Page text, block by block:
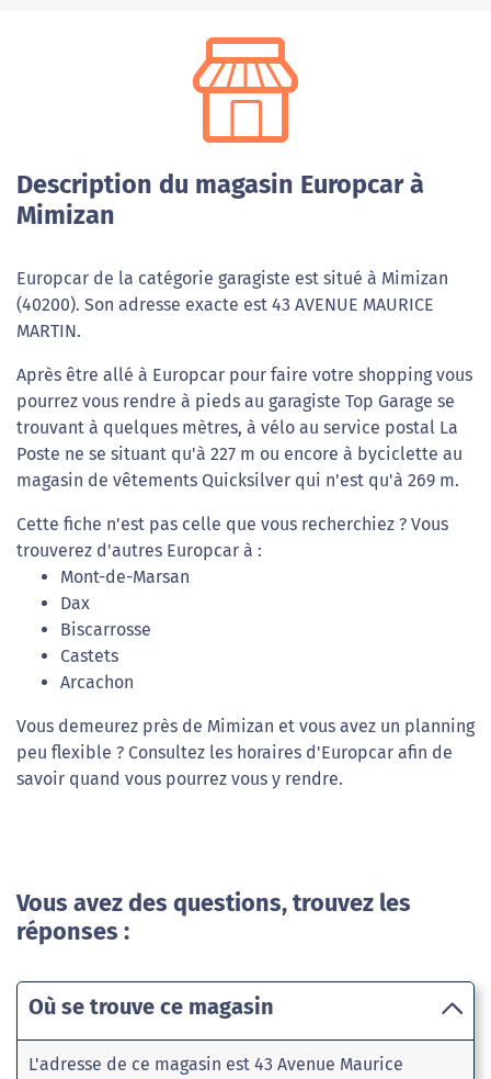
Description du magasin Europcar à
Mimizan
Europcar de la catégorie garagiste est situé à Mimizan
(40200). Son adresse exacte est 43 AVENUE MAURICE
MARTIN.
Après être allé à Europcar pour faire votre shopping vous
pourrez vous rendre à pieds au garagiste Top Garage se
trouvant à quelques mètres, à vélo au service postal La
Poste ne se situant qu'à 227 m ou encore à byciclette au
magasin de vêtements Quicksilver qui n'est qu'à 269 m.
Cette fiche n'est pas celle que vous recherchiez ? Vous
trouverez d'autres Europcar à :
Mont-de-Marsan
Dax
Biscarrosse
Castets
Arcachon
Vous demeurez près de Mimizan et vous avez un planning
peu flexible ? Consultez les horaires d'Europcar afin de
savoir quand vous pourrez vous y rendre.
Vous avez des questions, trouvez les
réponses :
Où se trouve ce magasin
L'adresse de ce magasin est 43 Avenue Maurice